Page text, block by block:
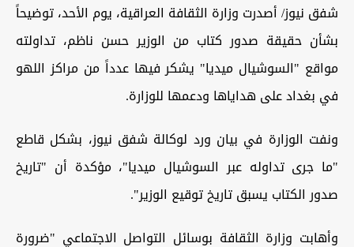
شفق نيوز/ أصدرت وزارة الثقافة العراقية، يوم الأحد، توضيحاً
بشأن حقيقة صدور كتاب من الوزير حسن ناظم، تداولته
مواقع "السوشيال ميديا" يشكر فيها عدداً من مراكز اللهو
في بغداد على هداياها ودعمها للوزارة.
ونفت الوزارة في بيان ورد لوكالة شفق نيوز، بشكل قاطع
"ما جرى تداوله عبر السوشيال ميديا"، مؤكدة أن "تاريخ
صدور الكتاب يسبق تاريخ توقيع الوزير".
وأهابت وزارة الثقافة بوسائل التواصل الاجتماعي "ضرورة